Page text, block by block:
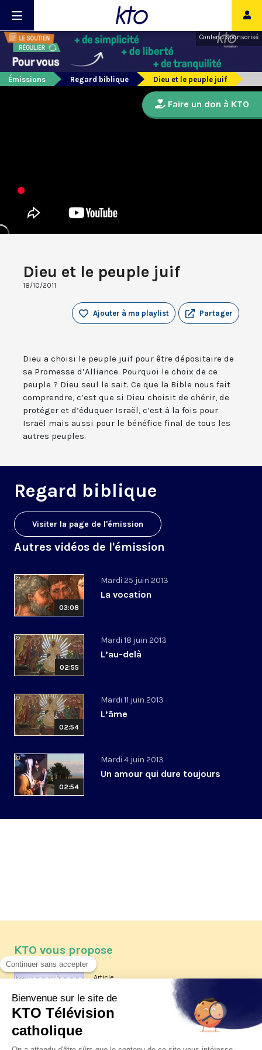
Contenu sponsorisé
Émissions Regard biblique Dieu et le peuple juif
Dieu et le peuple juif
18/10/2011
Partager
Ajouter à ma playlist
Dieu a choisi le peuple juif pour être dépositaire de
sa Promesse d’Alliance. Pourquoi le choix de ce
peuple ? Dieu seul le sait. Ce que la Bible nous fait
comprendre, c’est que si Dieu choisit de chérir, de
protéger et d’éduquer Israël, c’est à la fois pour
Israël mais aussi pour le bénéfice final de tous les
autres peuples.
Regard biblique
Visiter la page de l'émission
Autres vidéos de l'émission
03:08
Mardi 25 juin 2013
La vocation
02:55
Mardi 18 juin 2013
L’au-delà
02:54
Mardi 11 juin 2013
L’âme
02:54
Mardi 4 juin 2013
Un amour qui dure toujours
Faire un don à KTO
KTO vous propose
Article
Les reportages d'été 2026 de KTO
La visite pastorale du pape Léon